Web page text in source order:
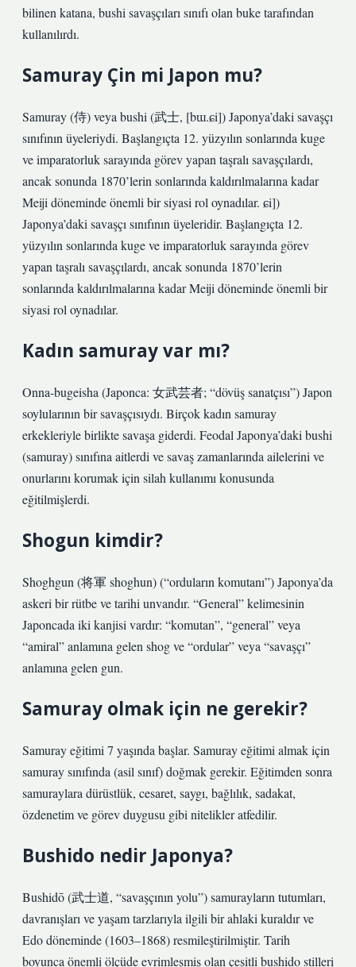
bilinen katana, bushi savaşçıları sınıfı olan buke tarafından
kullanılırdı.
Samuray Çin mi Japon mu?
Samuray (侍) veya bushi (武士, [bɯ.ɕi]) Japonya’daki savaşçı
sınıfının üyeleriydi. Başlangıçta 12. yüzyılın sonlarında kuge
ve imparatorluk sarayında görev yapan taşralı savaşçılardı,
ancak sonunda 1870’lerin sonlarında kaldırılmalarına kadar
Meiji döneminde önemli bir siyasi rol oynadılar. ɕi])
Japonya’daki savaşçı sınıfının üyeleridir. Başlangıçta 12.
yüzyılın sonlarında kuge ve imparatorluk sarayında görev
yapan taşralı savaşçılardı, ancak sonunda 1870’lerin
sonlarında kaldırılmalarına kadar Meiji döneminde önemli bir
siyasi rol oynadılar.
Kadın samuray var mı?
Onna-bugeisha (Japonca: 女武芸者; “dövüş sanatçısı”) Japon
soylularının bir savaşçısıydı. Birçok kadın samuray
erkekleriyle birlikte savaşa giderdi. Feodal Japonya’daki bushi
(samuray) sınıfına aitlerdi ve savaş zamanlarında ailelerini ve
onurlarını korumak için silah kullanımı konusunda
eğitilmişlerdi.
Shogun kimdir?
Shoghgun (将軍 shoghun) (“orduların komutanı”) Japonya’da
askeri bir rütbe ve tarihi unvandır. “General” kelimesinin
Japoncada iki kanjisi vardır: “komutan”, “general” veya
“amiral” anlamına gelen shog ve “ordular” veya “savaşçı”
anlamına gelen gun.
Samuray olmak için ne gerekir?
Samuray eğitimi 7 yaşında başlar. Samuray eğitimi almak için
samuray sınıfında (asil sınıf) doğmak gerekir. Eğitimden sonra
samuraylara dürüstlük, cesaret, saygı, bağlılık, sadakat,
özdenetim ve görev duygusu gibi nitelikler atfedilir.
Bushido nedir Japonya?
Bushidō (武士道, “savaşçının yolu”) samurayların tutumları,
davranışları ve yaşam tarzlarıyla ilgili bir ahlaki kuraldır ve
Edo döneminde (1603–1868) resmileştirilmiştir. Tarih
boyunca önemli ölçüde evrimleşmiş olan çeşitli bushido stilleri